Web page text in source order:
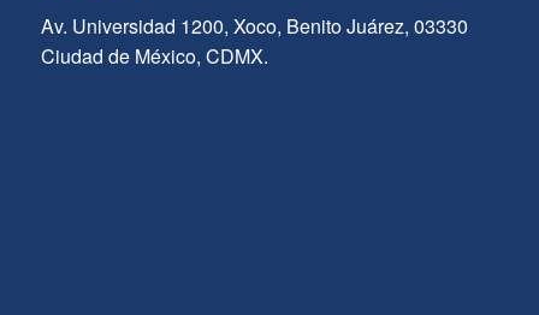
Av. Universidad 1200, Xoco, Benito Juárez, 03330
Ciudad de México, CDMX.